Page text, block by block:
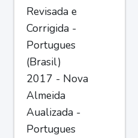
Revisada e
Corrigida -
Portugues
(Brasil)
2017 - Nova
Almeida
Aualizada -
Portugues